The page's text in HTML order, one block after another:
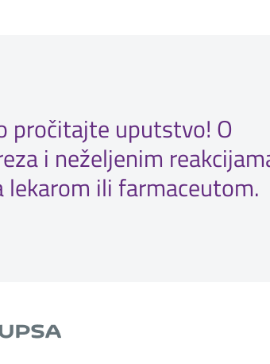
pročitajte uputstvo! O
i neželjenim
lekarom ili farmaceutom.